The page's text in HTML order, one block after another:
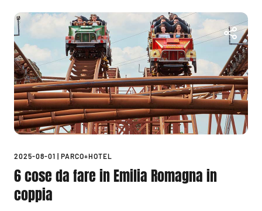
2025-08-01 PARCO+HOTEL
6 cose da fare in Emilia Romagna in
coppia